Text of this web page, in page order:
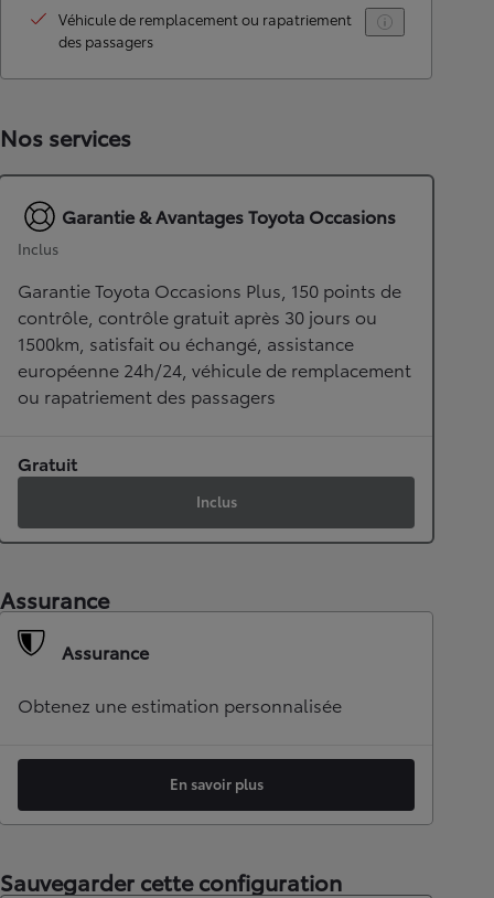
Véhicule de remplacement ou rapatriement
des passagers
Nos services
Garantie & Avantages Toyota Occasions
Inclus
Garantie Toyota Occasions Plus, 150 points de
contrôle, contrôle gratuit après 30 jours ou
1500km, satisfait ou échangé, assistance
européenne 24h/24, véhicule de remplacement
ou rapatriement des passagers
Gratuit
Inclus
Assurance
Assurance
Obtenez une estimation personnalisée
En savoir plus
Sauvegarder cette configuration